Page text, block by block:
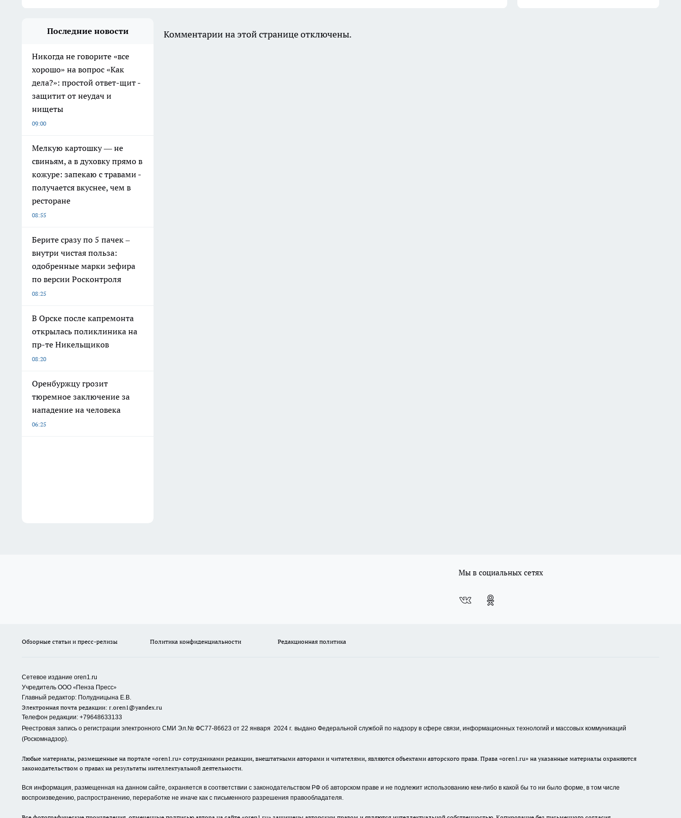
Последние новости
Никогда не говорите «все
хорошо» на вопрос «Как
дела?»: простой ответ-щит -
защитит от неудач и
нищеты
09:00
Мелкую картошку — не
свиньям, а в духовку прямо в
кожуре: запекаю с травами -
получается вкуснее, чем в
ресторане
08:55
Берите сразу по 5 пачек –
внутри чистая польза:
одобренные марки зефира
по версии Росконтроля
08:25
В Орске после капремонта
открылась поликлиника на
пр-те Никельщиков
08:20
Оренбуржцу грозит
тюремное заключение за
нападение на человека
06:25
Комментарии на этой странице отключены.
Мы в социальных сетях
Обзорные статьи и пресс-релизы Политика конфиденциальности Редакционная политика
Сетевое издание oren1.ru
Учредитель ООО «Пенза Пресс»
Главный редактор: Полудницына Е.В.
Электронная почта редакции: r.oren1@yandex.ru
Телефон редакции: +79648633133
Реестровая запись о регистрации электронного СМИ Эл.№ ФС77-86623 от 22 января 2024 г. выдано Федеральной службой по надзору в сфере связи, информационных технологий и массовых коммуникаций
(Роскомнадзор).
Любые материалы, размещенные на портале «oren1.ru» сотрудниками редакции, внештатными авторами и читателями, являются объектами авторского права. Права «oren1.ru» на указанные материалы охраняются
законодательством о правах на результаты интеллектуальной деятельности.
Вся информация, размещенная на данном сайте, охраняется в соответствии с законодательством РФ об авторском праве и не подлежит использованию кем-либо в какой бы то ни было форме, в том числе
воспроизведению, распространению, переработке не иначе как с письменного разрешения правообладателя.